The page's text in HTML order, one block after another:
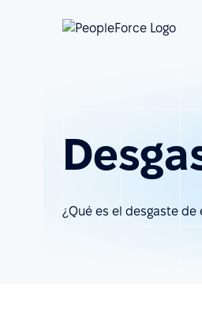
¿Qué es el desgaste de